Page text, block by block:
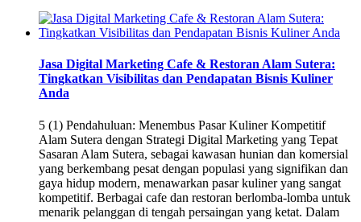
Jasa Digital Marketing Cafe & Restoran Alam Sutera:
Tingkatkan Visibilitas dan Pendapatan Bisnis Kuliner
Anda
5 (1) Pendahuluan: Menembus Pasar Kuliner Kompetitif
Alam Sutera dengan Strategi Digital Marketing yang Tepat
Sasaran Alam Sutera, sebagai kawasan hunian dan komersial
yang berkembang pesat dengan populasi yang signifikan dan
gaya hidup modern, menawarkan pasar kuliner yang sangat
kompetitif. Berbagai cafe dan restoran berlomba-lomba untuk
menarik pelanggan di tengah persaingan yang ketat. Dalam